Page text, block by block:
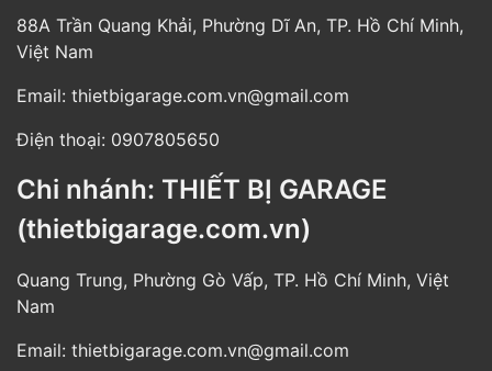
88A Trần Quang Khải, Phường Dĩ An, TP. Hồ Chí Minh,
Việt Nam
Email: thietbigarage.com.vn@gmail.com
Điện thoại: 0907805650
Chi nhánh: THIẾT BỊ GARAGE
(thietbigarage.com.vn)
Quang Trung, Phường Gò Vấp, TP. Hồ Chí Minh, Việt
Nam
Email: thietbigarage.com.vn@gmail.com